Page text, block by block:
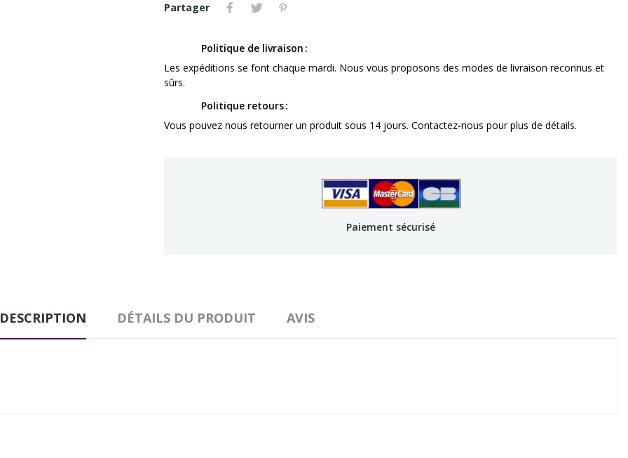
Partager
Politique de livraison
Les expéditions se font chaque mardi. Nous vous proposons des modes de livraison reconnus et
sûrs.
Politique retours
Vous pouvez nous retourner un produit sous 14 jours. Contactez-nous pour plus de détails.
Paiement sécurisé
DESCRIPTION DÉTAILS DU PRODUIT AVIS